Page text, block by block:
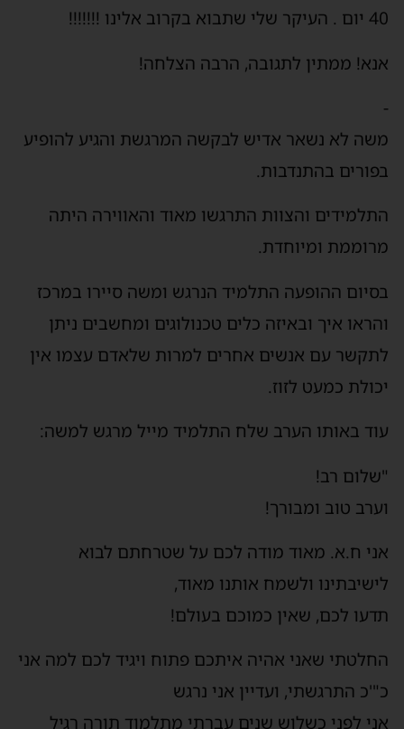
40 יום . העיקר שלי שתבוא בקרוב אלינו !!!!!!!
אנא! ממתין לתגובה, הרבה הצלחה!
-
משה לא נשאר אדיש לבקשה המרגשת והגיע להופיע
בפורים בהתנדבות.
התלמידים והצוות התרגשו מאוד והאווירה היתה
מרוממת ומיוחדת.
בסיום ההופעה התלמיד הנרגש ומשה סיירו במרכז
והראו איך ובאיזה כלים טכנולוגים ומחשבים ניתן
לתקשר עם אנשים אחרים למרות שלאדם עצמו אין
יכולת כמעט לזוז.
עוד באותו הערב שלח התלמיד מייל מרגש למשה:
"שלום רב!
וערב טוב ומבורך!
אני ח.א. מאוד מודה לכם על שטרחתם לבוא
לישיבתינו ולשמח אותנו מאוד,
תדעו לכם, שאין כמוכם בעולם!
החלטתי שאני אהיה איתכם פתוח ויגיד לכם למה אני
כ"'כ התרגשתי, ועדיין אני נרגש
אני לפני כשלוש שנים עברתי מתלמוד תורה רגיל